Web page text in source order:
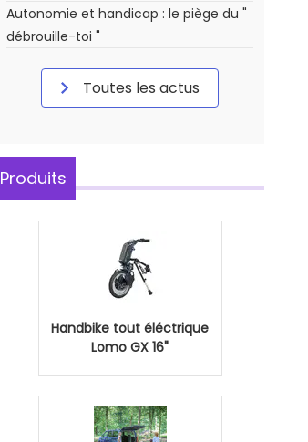
Autonomie et handicap : le piège du "
débrouille-toi "
Toutes les actus
Produits
Handbike tout éléctrique
Lomo GX 16"